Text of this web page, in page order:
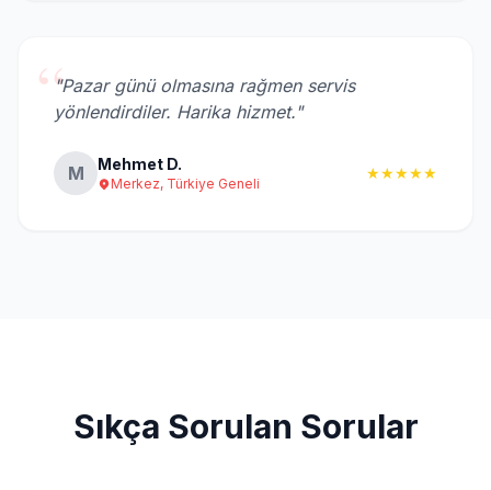
“"Pazar günü olmasına rağmen servis
yönlendirdiler. Harika hizmet."
M Mehmet D.
Merkez, Türkiye Geneli
★★★★★
Sıkça Sorulan Sorular